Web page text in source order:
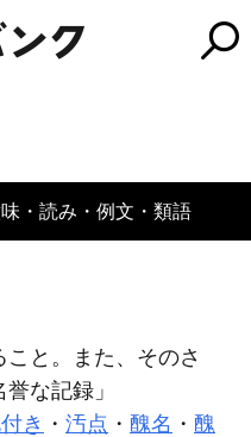
味・読み・例文・類語
と。また、そのさ
誉な記録」
き ・ 汚点 ・ 醜名 ・ 醜